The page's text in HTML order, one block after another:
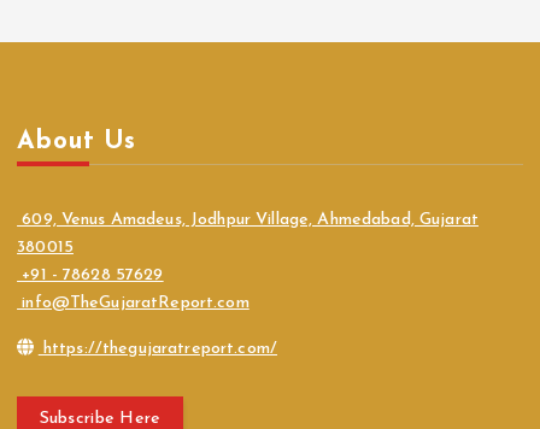
About Us
609, Venus Amadeus, Jodhpur Village, Ahmedabad, Gujarat
380015
+91 - 78628 57629
info@TheGujaratReport.com
https://thegujaratreport.com/
Subscribe Here